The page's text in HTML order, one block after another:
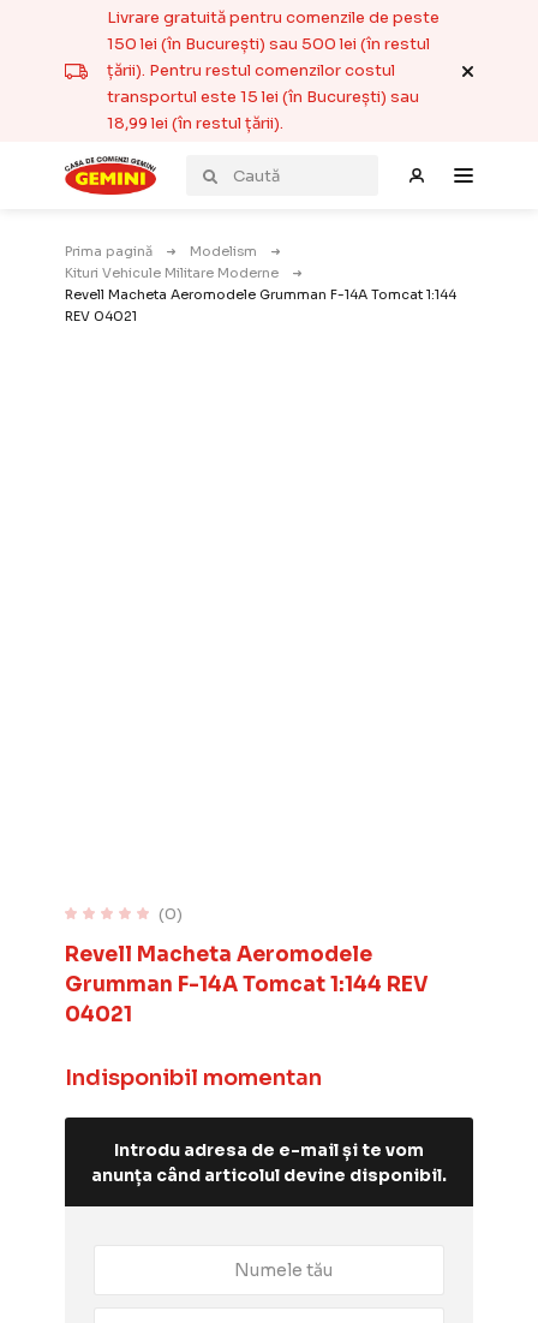
Livrare gratuită pentru comenzile de peste
150 lei (în București) sau 500 lei (în restul
țării). Pentru restul comenzilor costul
transportul este 15 lei (în București) sau
18,99 lei (în restul țării).
Prima pagină
Modelism
Kituri Vehicule Militare Moderne
Revell Macheta Aeromodele Grumman F-14A Tomcat 1:144
REV 04021
(0)
Revell Macheta Aeromodele
Grumman F-14A Tomcat 1:144 REV
04021
Indisponibil momentan
Introdu adresa de e-mail și te vom
anunța când articolul devine disponibil.